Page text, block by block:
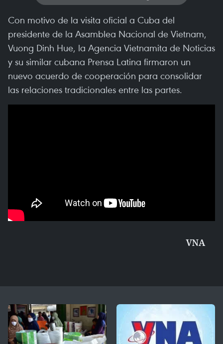
Con motivo de la visita oficial a Cuba del
presidente de la Asamblea Nacional de Vietnam,
Vuong Dinh Hue, la Agencia Vietnamita de Noticias
y su similar cubana Prensa Latina firmaron un
nuevo acuerdo de cooperación para consolidar
las relaciones tradicionales entre las partes.
VNA